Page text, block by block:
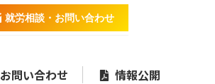
就労相談・お問い合わせ
お問い合わせ 情報公開